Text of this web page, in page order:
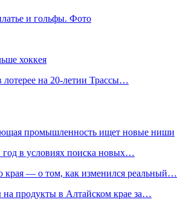
и гольфы. Фото
хоккея
лотерее на 20-летии Трассы…
промышленность ищет новые ниши
в условиях поиска новых…
— о том, как изменился реальный…
продукты в Алтайском крае за…